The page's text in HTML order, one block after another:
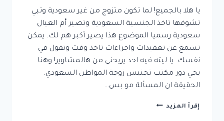
يا هلا بالجميع! لما تكون متزوج من غير سعودية وتبي
تشوفها تاخذ الجنسية السعودية وتصير أم العيال
سعودية رسميا الموضوع هذا يصير أكبر هم لك. يمكن
تسمع عن تعقيدات واجراءات تاخذ وقت وتقول في
نفسك: يا ليته فيه احد يريحني من هالمشاوير! وهنا
يجي دور مكتب تجنيس زوجة المواطن السعودي.
الحقيقة ان المسألة مو بس…
إقرأ المزيد مكتب